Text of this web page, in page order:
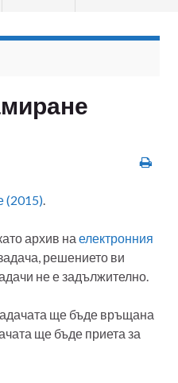
(2015).
архив на електронния
решението ви
не е задължително.
ще бъде връщана
ще бъде приета за